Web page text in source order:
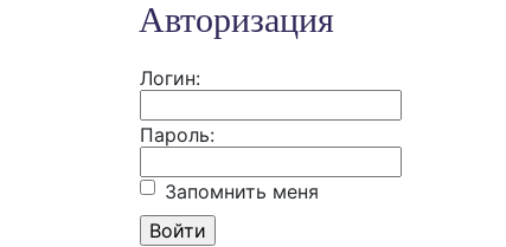
Авторизация
Логин:
Пароль:
Запомнить меня